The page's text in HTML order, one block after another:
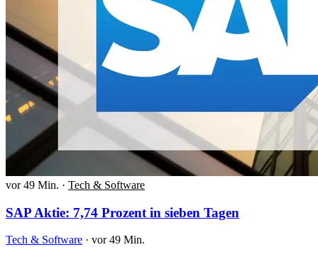
vor 49 Min. · Tech & Software
SAP Aktie: 7,74 Prozent in sieben Tagen
Tech & Software · vor 49 Min.